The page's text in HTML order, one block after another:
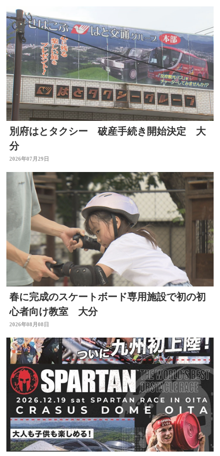
別府はとタクシー 破産手続き開始決定 大
分
2026年07月29日
春に完成のスケートボード専用施設で初の初
心者向け教室 大分
2026年08月08日